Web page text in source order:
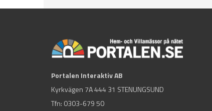
Portalen Interaktiv AB
Kyrkvägen 7A 444 31 STENUNGSUND
Tfn: 0303-679 50